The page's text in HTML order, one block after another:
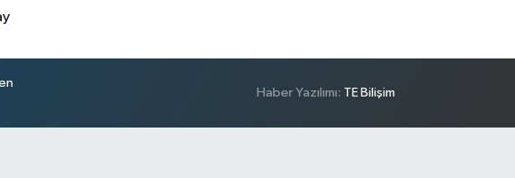
Haber Yazılımı: TE Bilişim